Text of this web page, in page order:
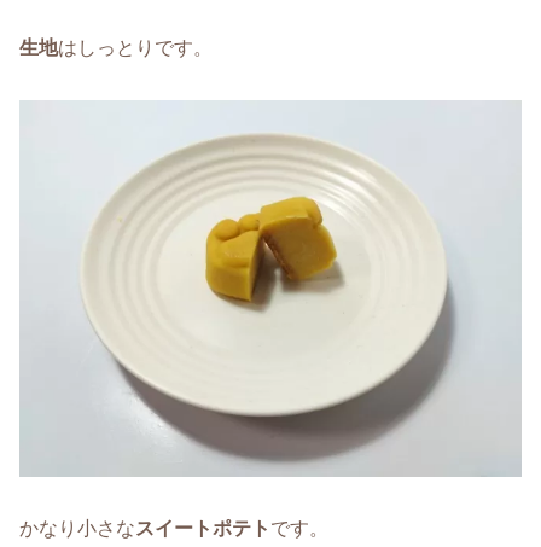
生地はしっとりです。
かなり小さなスイートポテト です。